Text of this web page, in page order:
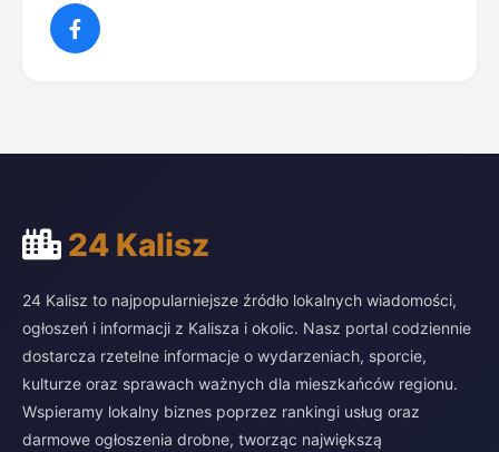
24 Kalisz
24 Kalisz to najpopularniejsze źródło lokalnych wiadomości,
ogłoszeń i informacji z Kalisza i okolic. Nasz portal codziennie
dostarcza rzetelne informacje o wydarzeniach, sporcie,
kulturze oraz sprawach ważnych dla mieszkańców regionu.
Wspieramy lokalny biznes poprzez rankingi usług oraz
darmowe ogłoszenia drobne, tworząc największą